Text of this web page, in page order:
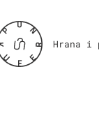
Hrana i